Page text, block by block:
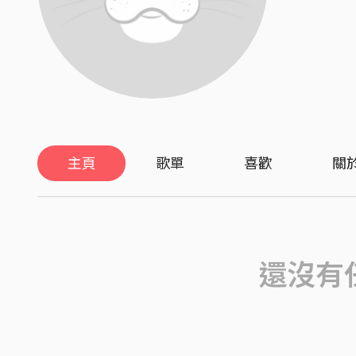
主頁 歌單 喜歡 關
還沒有